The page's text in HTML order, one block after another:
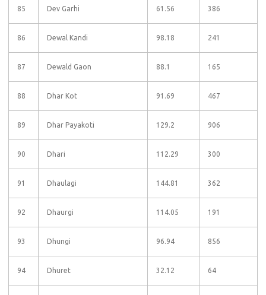
85 Dev Garhi 61.56 386
86 Dewal Kandi 98.18 241
87 Dewald Gaon 88.1 165
88 Dhar Kot 91.69 467
89 Dhar Payakoti 129.2 906
90 Dhari 112.29 300
91 Dhaulagi 144.81 362
92 Dhaurgi 114.05 191
93 Dhungi 96.94 856
94 Dhuret 32.12 64